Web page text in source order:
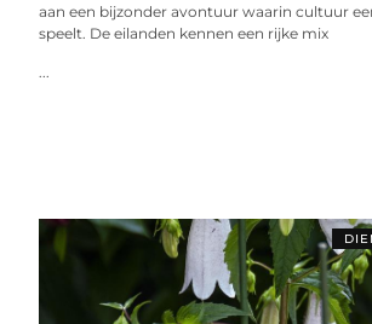
aan een bijzonder avontuur waarin cultuur
speelt. De eilanden kennen een rijke mix
...